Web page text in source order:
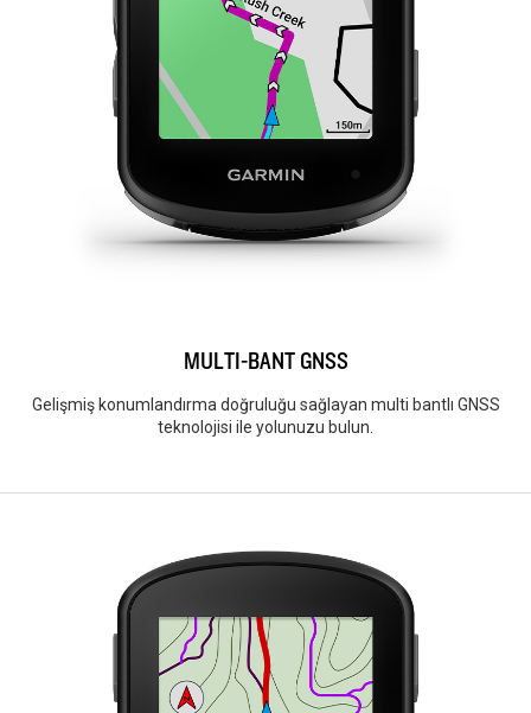
MULTI-BANT GNSS
Gelişmiş konumlandırma doğruluğu sağlayan multi bantlı GNSS
teknolojisi ile yolunuzu bulun.